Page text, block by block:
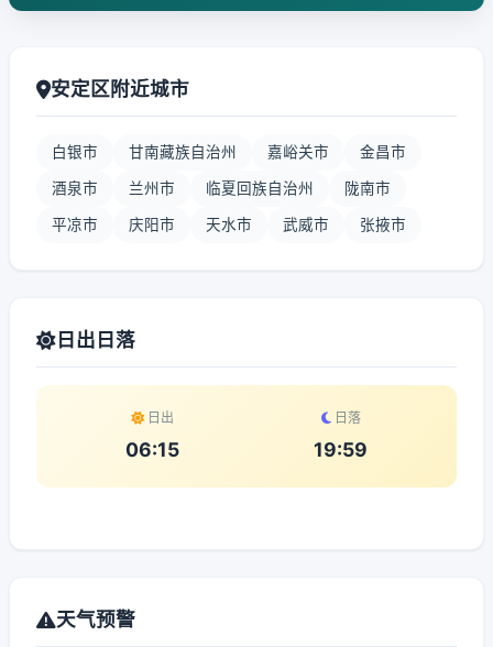
安定区附近城市
白银市 甘南藏族自治州 嘉峪关市 金昌市
酒泉市 兰州市 临夏回族自治州 陇南市
平凉市 庆阳市 天水市 武威市 张掖市
日出日落
日出
06:15
日落
19:59
天气预警